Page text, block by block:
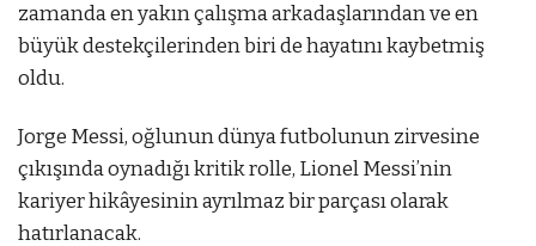
zamanda en yakın çalışma arkadaşlarından ve en
büyük destekçilerinden biri de hayatını kaybetmiş
oldu.
Jorge Messi, oğlunun dünya futbolunun zirvesine
çıkışında oynadığı kritik rolle, Lionel Messi’nin
kariyer hikâyesinin ayrılmaz bir parçası olarak
hatırlanacak.